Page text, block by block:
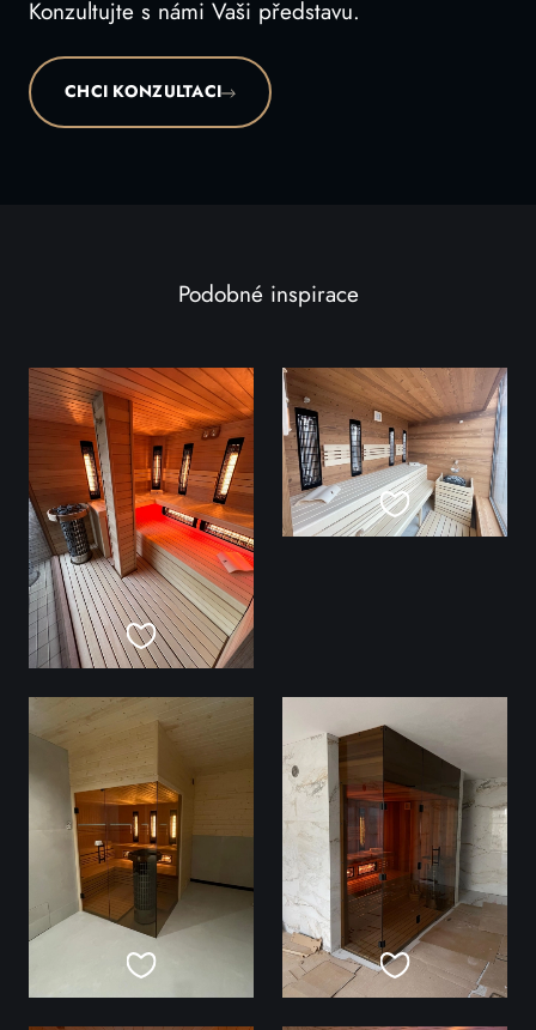
Konzultujte s námi Vaši představu.
CHCI KONZULTACI
Podobné inspirace